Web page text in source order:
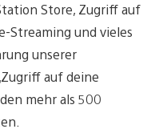
Store, Zugriff auf
Streaming und vieles
unserer
auf deine
mehr als 500